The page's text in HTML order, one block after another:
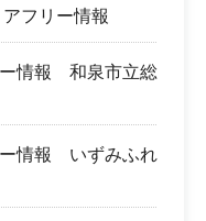
フリー情報
ー情報 和泉市立総
ー情報 いずみふれ